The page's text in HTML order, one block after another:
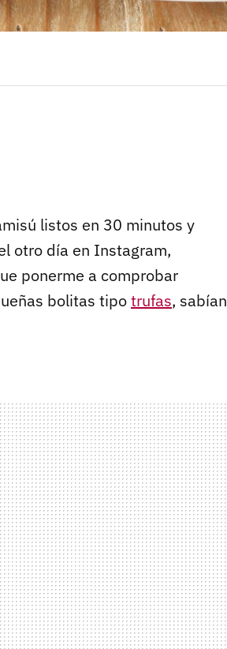
listos en 30 minutos y
otro día en Instagram,
ponerme a comprobar
bolitas tipotrufas, sabían